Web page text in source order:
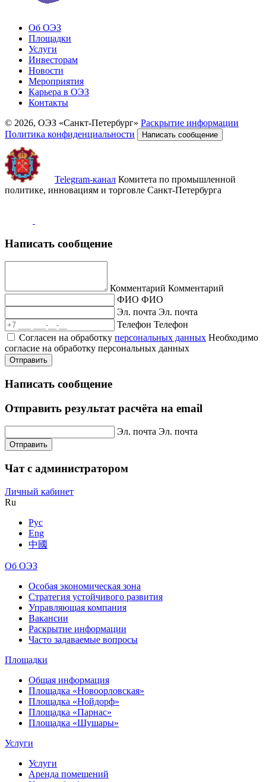
Об ОЭЗ
Площадки
Услуги
Инвесторам
Новости
Мероприятия
Карьера в ОЭЗ
Контакты
© 2026, ОЭЗ «Санкт-Петербург» Раскрытие информации
Политика конфиденциальности
Написать сообщение
Telegram-канал Комитета по промышленной
политике, инновациям и торговле Санкт-Петербурга
Написать сообщение
Комментарий Комментарий
ФИО ФИО
Эл. почта Эл. почта
Телефон Телефон
Согласен на обработку персональных данных Необходимо
согласие на обработку персональных данных
Отправить
Написать сообщение
Отправить результат расчёта на email
Эл. почта Эл. почта
Отправить
Чат с администратором
Личный кабинет
Ru
Рус
Eng
中國
Об ОЭЗ
Особая экономическая зона
Стратегия устойчивого развития
Управляющая компания
Вакансии
Раскрытие информации
Часто задаваемые вопросы
Площадки
Общая информация
Площадка «Новоорловская»
Площадка «Нойдорф»
Площадка «Парнас»
Площадка «Шушары»
Услуги
Услуги
Аренда помещений